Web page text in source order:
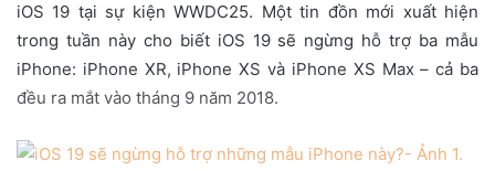
a
l
iOS 19 tại sự kiện WWDC25. Một tin đồn mới xuất hiện
trong tuần này cho biết iOS 19 sẽ ngừng hỗ trợ ba mẫu
iPhone: iPhone XR, iPhone XS và iPhone XS Max – cả ba
đều ra mắt vào tháng 9 năm 2018.